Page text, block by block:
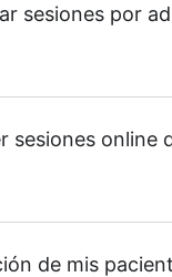
sesiones por
sesiones online
de mis